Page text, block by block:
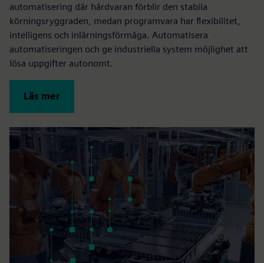
automatisering där hårdvaran förblir den stabila
körningsryggraden, medan programvara har flexibilitet,
intelligens och inlärningsförmåga. Automatisera
automatiseringen och ge industriella system möjlighet att
lösa uppgifter autonomt.
Läs mer